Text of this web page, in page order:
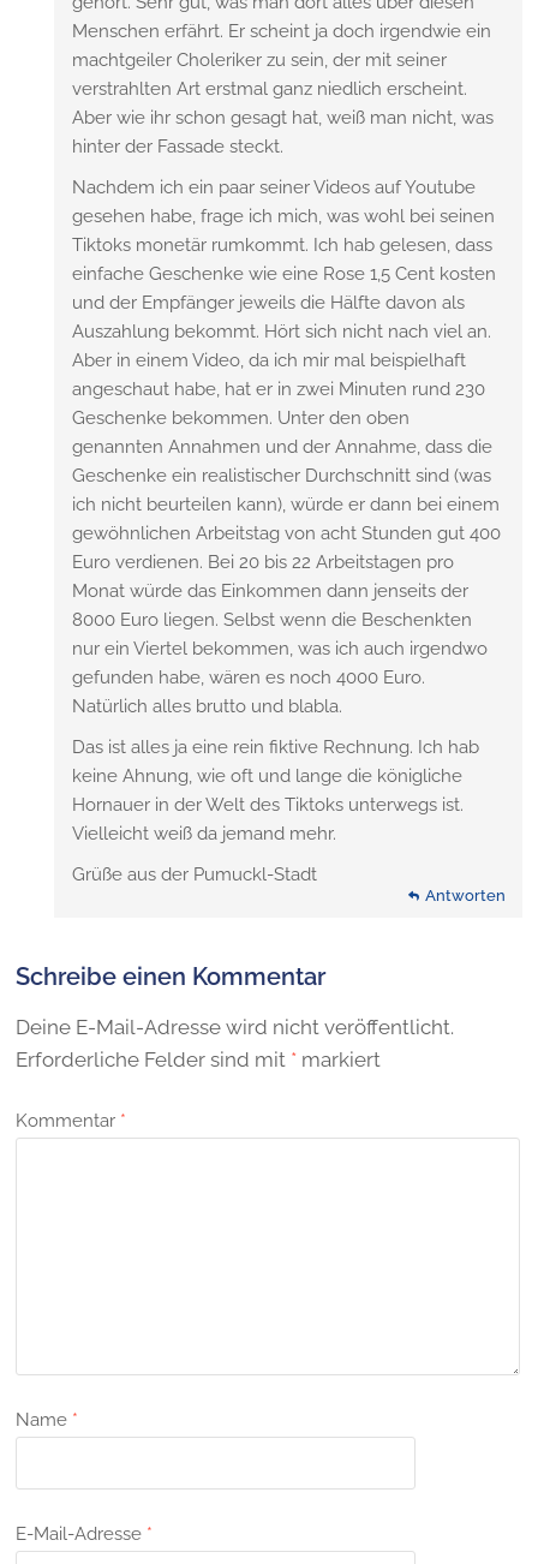
Menschen erfährt. Er scheint ja doch irgendwie ein
machtgeiler Choleriker zu sein, der mit seiner
verstrahlten Art erstmal ganz niedlich erscheint.
Aber wie ihr schon gesagt hat, weiß man nicht, was
hinter der Fassade steckt.
Nachdem ich ein paar seiner Videos auf Youtube
gesehen habe, frage ich mich, was wohl bei seinen
Tiktoks monetär rumkommt. Ich hab gelesen, dass
einfache Geschenke wie eine Rose 1,5 Cent kosten
und der Empfänger jeweils die Hälfte davon als
Auszahlung bekommt. Hört sich nicht nach viel an.
Aber in einem Video, da ich mir mal beispielhaft
angeschaut habe, hat er in zwei Minuten rund 230
Geschenke bekommen. Unter den oben
genannten Annahmen und der Annahme, dass die
Geschenke ein realistischer Durchschnitt sind (was
ich nicht beurteilen kann), würde er dann bei einem
gewöhnlichen Arbeitstag von acht Stunden gut 400
Euro verdienen. Bei 20 bis 22 Arbeitstagen pro
Monat würde das Einkommen dann jenseits der
8000 Euro liegen. Selbst wenn die Beschenkten
nur ein Viertel bekommen, was ich auch irgendwo
gefunden habe, wären es noch 4000 Euro.
Natürlich alles brutto und blabla.
Das ist alles ja eine rein fiktive Rechnung. Ich hab
keine Ahnung, wie oft und lange die königliche
Hornauer in der Welt des Tiktoks unterwegs ist.
Vielleicht weiß da jemand mehr.
Grüße aus der Pumuckl-Stadt
Antworten
Schreibe einen Kommentar
Deine E-Mail-Adresse wird nicht veröffentlicht.
Erforderliche Felder sind mit * markiert
Kommentar *
Name *
E-Mail-Adresse *